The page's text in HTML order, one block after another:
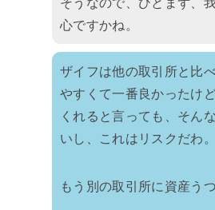
心ですかね。
ザイフは他の取引所と比
やすくて一番良かったけ
くれると言っても、そん
いし、これはリスクだわ。
もう別の取引所に資産う